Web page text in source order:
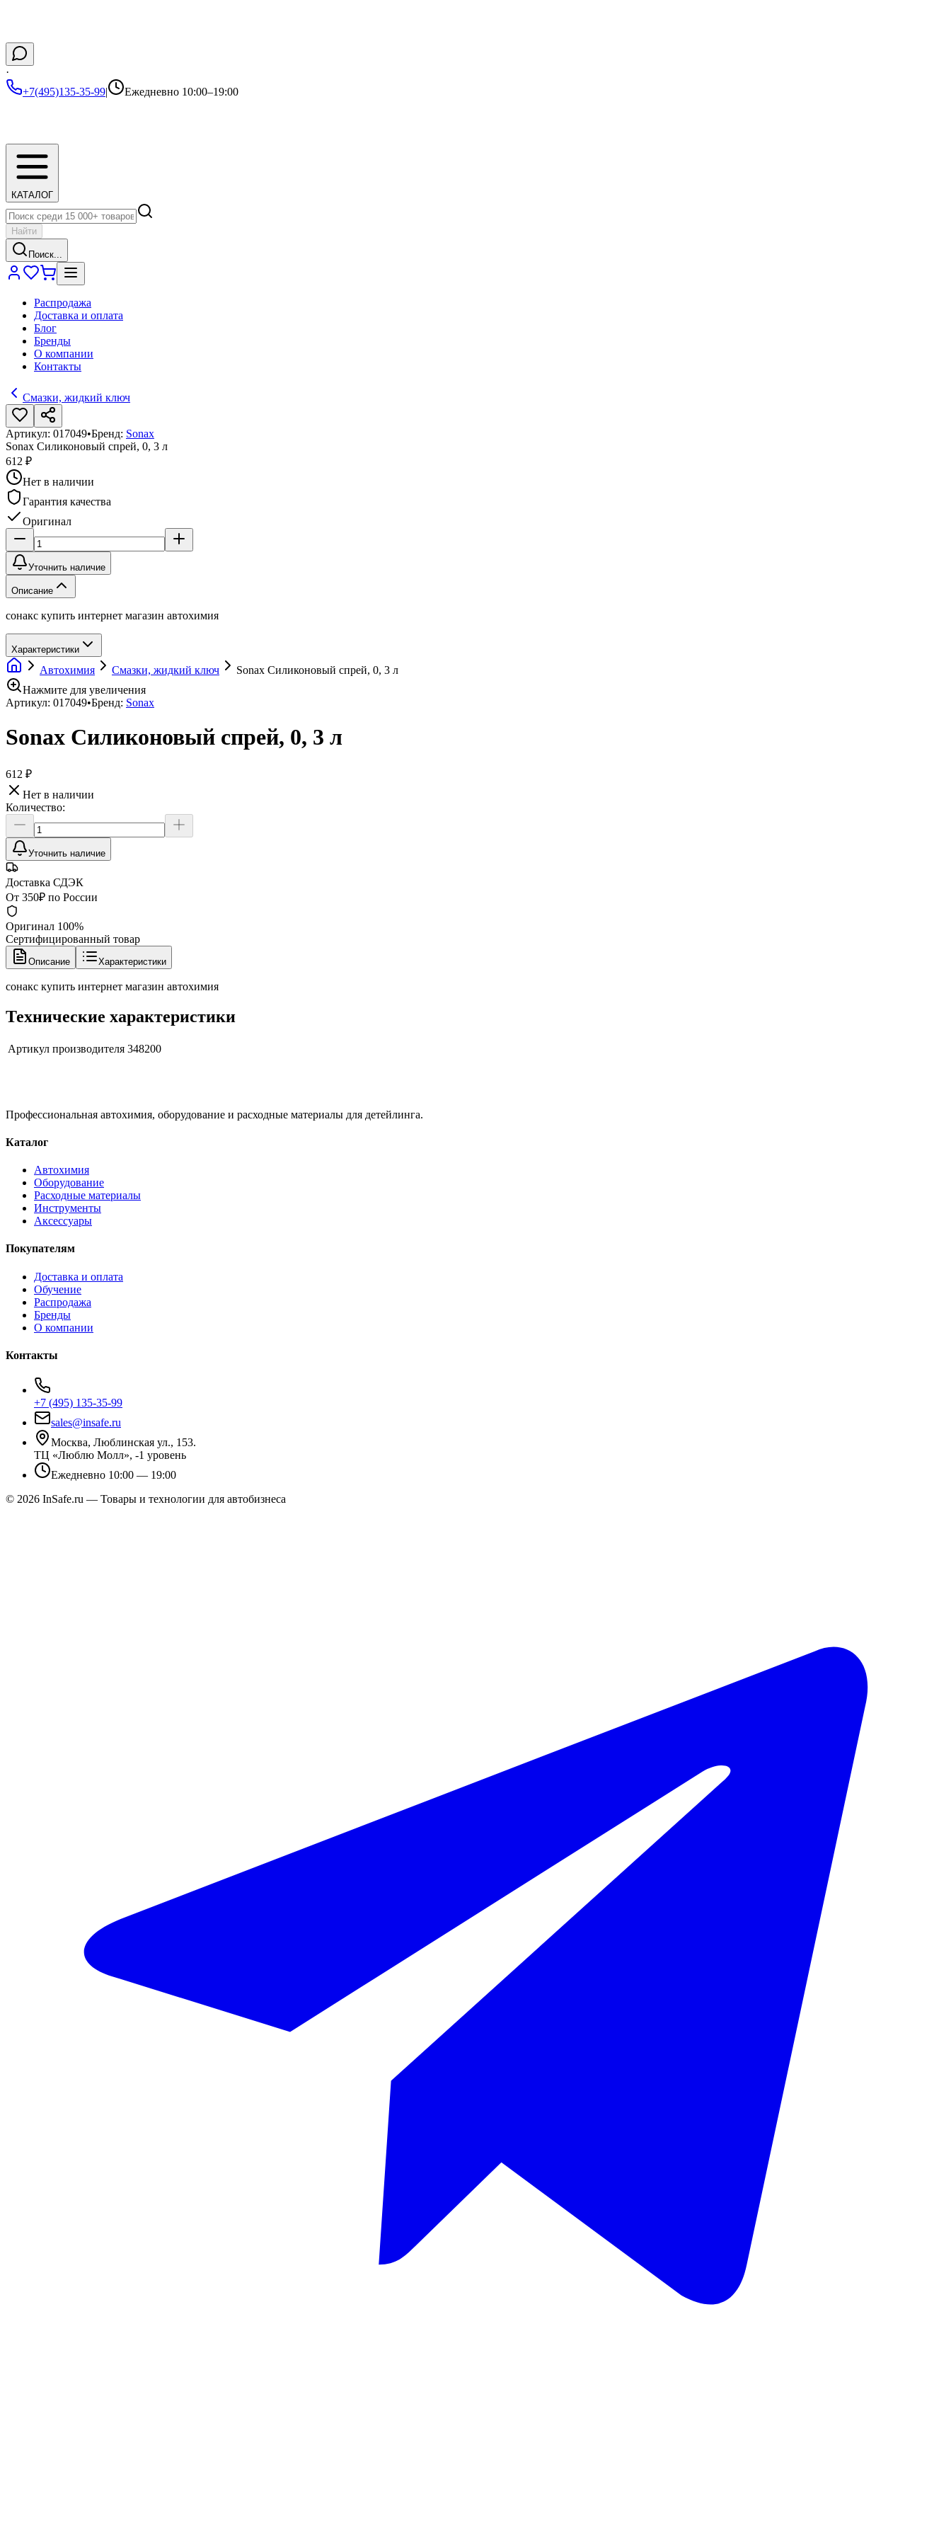
·
+7(495)135-35-99| Ежедневно 10:00–19:00
КАТАЛОГ
Найти
Поиск...
Распродажа
Доставка и оплата
Блог
Бренды
О компании
Контакты
Смазки, жидкий ключ
Артикул: 017049•Бренд: Sonax
Sonax Силиконовый спрей, 0, 3 л
612 ₽
Нет в наличии
Гарантия качества
Оригинал
Уточнить наличие
Описание
сонакс купить интернет магазин автохимия
Характеристики
Автохимия Смазки, жидкий ключ
Sonax Силиконовый спрей, 0, 3 л
Нажмите для увеличения
Артикул: 017049•Бренд: Sonax
Sonax Силиконовый спрей, 0, 3 л
612 ₽
Нет в наличии
Количество:
Уточнить наличие
Доставка СДЭК
От 350₽ по России
Оригинал 100%
Сертифицированный товар
Описание Характеристики
сонакс купить интернет магазин автохимия
Технические характеристики
Артикул производителя 348200
Профессиональная автохимия, оборудование и расходные материалы для детейлинга.
Каталог
Автохимия
Оборудование
Расходные материалы
Инструменты
Аксессуары
Покупателям
Доставка и оплата
Обучение
Распродажа
Бренды
О компании
Контакты
+7 (495) 135-35-99
sales@insafe.ru
Москва, Люблинская ул., 153.
ТЦ «Люблю Молл», -1 уровень
Ежедневно 10:00 — 19:00
© 2026 InSafe.ru — Товары и технологии для автобизнеса